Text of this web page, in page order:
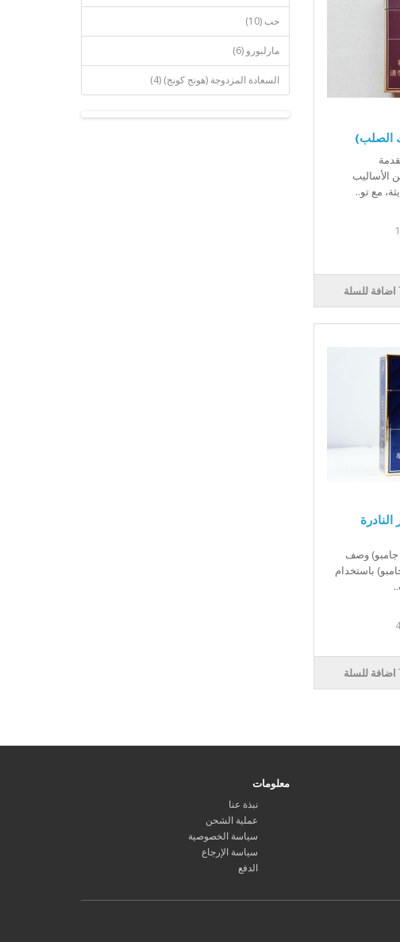
حب (10)
مارلبورو (6)
السعادة المزدوجة (هونج كونج) (4)
الصلب)
الأساليب
مع تو..
اضافة للسلة
جامبو) وصف
باستخدام
اضافة للسلة
معلومات
نبذة عنا
عملية الشحن
سياسة الخصوصية
سياسة الإرجاع
الدفع